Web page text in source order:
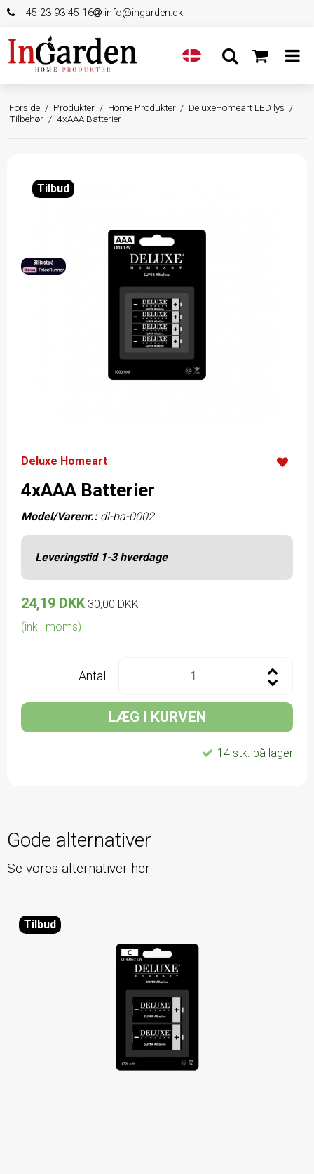
+ 45 23 93 45 16 info@ingarden.dk
Forside / Produkter / Home Produkter / DeluxeHomeart LED lys /
Tilbehør / 4xAAA Batterier
Tilbud
Deluxe Homeart
4xAAA Batterier
Model/Varenr.: dl-ba-0002
Leveringstid 1-3 hverdage
24,19 DKK 30,00 DKK
(inkl. moms)
Antal:
LÆG I KURVEN
14 stk. på lager
Gode alternativer
Se vores alternativer her
Tilbud